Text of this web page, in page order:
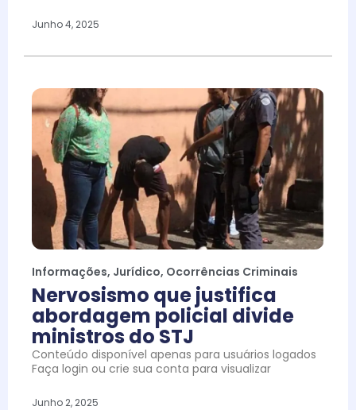
Junho 4, 2025
Informações, Jurídico, Ocorrências Criminais
Nervosismo que justifica
abordagem policial divide
ministros do STJ
Conteúdo disponível apenas para usuários logados
Faça login ou crie sua conta para visualizar
Junho 2, 2025